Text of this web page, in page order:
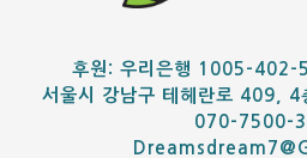
후원: 우리은행 1005-402-
서울시 강남구 테헤란로 409, 4
070-7500-